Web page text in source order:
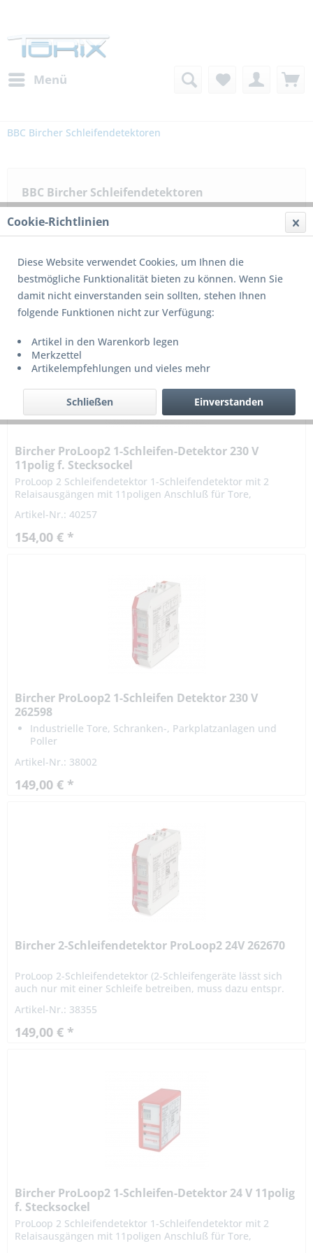
Menü
BBC Bircher Schleifendetektoren
BBC Bircher Schleifendetektoren
Bircher ProLoop2 1-Schleifen-Detektor 230 V
11polig f. Stecksockel
ProLoop 2 Schleifendetektor 1-Schleifendetektor mit 2
Relaisausgängen mit 11poligen Anschluß für Tore,
Artikel-Nr.: 40257
154,00 € *
Bircher ProLoop2 1-Schleifen Detektor 230 V
262598
Industrielle Tore, Schranken-, Parkplatzanlagen und
Poller
Artikel-Nr.: 38002
149,00 € *
Bircher 2-Schleifendetektor ProLoop2 24V 262670
ProLoop 2-Schleifendetektor (2-Schleifengeräte lässt sich
auch nur mit einer Schleife betreiben, muss dazu entspr.
Artikel-Nr.: 38355
149,00 € *
Bircher ProLoop2 1-Schleifen-Detektor 24 V 11polig
f. Stecksockel
ProLoop 2 Schleifendetektor 1-Schleifendetektor mit 2
Relaisausgängen mit 11poligen Anschluß für Tore,
Cookie-Richtlinien
Diese Website verwendet Cookies, um Ihnen die
bestmögliche Funktionalität bieten zu können. Wenn Sie
damit nicht einverstanden sein sollten, stehen Ihnen
folgende Funktionen nicht zur Verfügung:
Artikel in den Warenkorb legen
Merkzettel
Artikelempfehlungen und vieles mehr
Einverstanden
Schließen